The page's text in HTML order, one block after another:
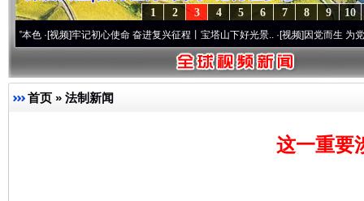
10
9
8
7
6
5
4
3
2
1
牢记初心使命 奋进复兴征程丨宝塔山下好光景..·[视频]因党而生 为党而战——百
首页 » 法制新闻
这一重要